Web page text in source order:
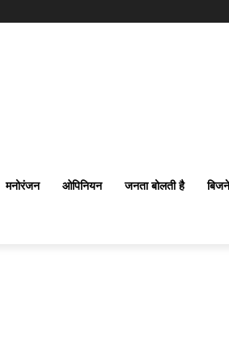
मनोरंजन ओपिनियन जनता बोलती है